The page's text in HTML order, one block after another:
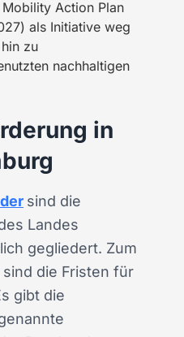
Mobility Action Plan
als Initiative weg
zu
nachhaltigen
in
sind die
Landes
gegliedert. Zum
die Fristen für
gibt die